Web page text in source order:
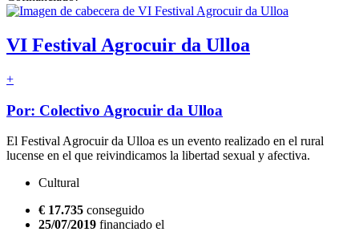
VI Festival Agrocuir da Ulloa
+
Por: Colectivo Agrocuir da Ulloa
El Festival Agrocuir da Ulloa es un evento realizado en el rural
lucense en el que reivindicamos la libertad sexual y afectiva.
Cultural
€ 17.735 conseguido
25/07/2019 financiado el